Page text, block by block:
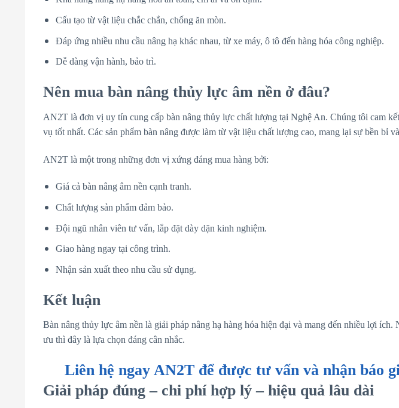
Cấu tạo từ vật liệu chắc chắn, chống ăn mòn.
Đáp ứng nhiều nhu cầu nâng hạ khác nhau, từ xe máy, ô tô đến hàng hóa công nghiệp.
Dễ dàng vận hành, bảo trì.
Nên mua bàn nâng thủy lực âm nền ở đâu?
AN2T là đơn vị uy tín cung cấp bàn nâng thủy lực chất lượng tại Nghệ An. Chúng tôi cam
vụ tốt nhất. Các sản phẩm bàn nâng được làm từ vật liệu chất lượng cao, mang lại sự bền bỉ
AN2T là một trong những đơn vị xứng đáng mua hàng bởi:
Giá cả bàn nâng âm nền cạnh tranh.
Chất lượng sản phẩm đảm bảo.
Đội ngũ nhân viên tư vấn, lắp đặt dày dặn kinh nghiệm.
Giao hàng ngay tại công trình.
Nhận sản xuất theo nhu cầu sử dụng.
Kết luận
Bàn nâng thủy lực âm nền là giải pháp nâng hạ hàng hóa hiện đại và mang đến nhiều lợi ích.
ưu thì đây là lựa chọn đáng cân nhắc.
Liên hệ ngay AN2T để được tư vấn và nhận báo
Giải pháp đúng – chi phí hợp lý – hiệu quả lâu dài